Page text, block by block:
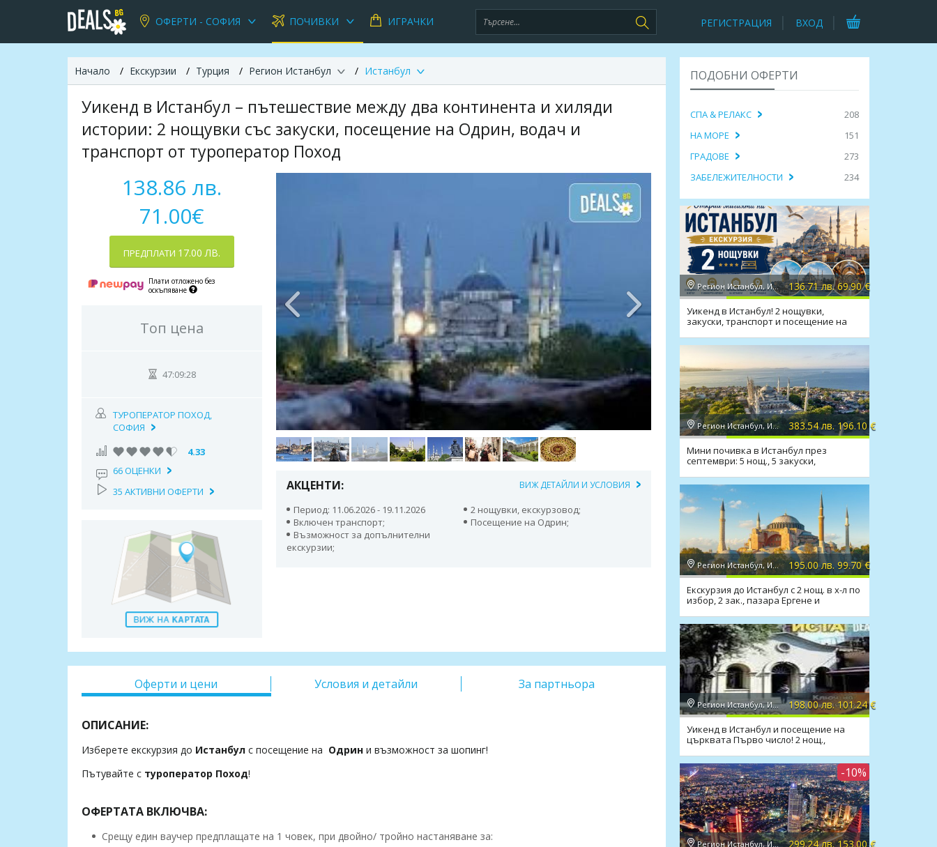
ОФЕРТИ - СОФИЯ ПОЧИВКИ ИГРАЧКИ РЕГИСТРАЦИЯ ВХОД
Начало Екскурзии Турция Регион Истанбул Истанбул
Уикенд в Истанбул – пътешествие между два континента и хиляди
истории: 2 нощувки със закуски, посещение на Одрин, водач и
транспорт от туроператор Поход
АКЦЕНТИ: ВИЖ ДЕТАЙЛИ И УСЛОВИЯ
Период: 11.06.2026 - 19.11.2026
2 нощувки, екскурзовод;
Включен транспорт;
Посещение на Одрин;
Възможност за допълнителни
екскурзии;
138.86 лв.
71.00€
ПРЕДПЛАТИ 17.00 ЛВ.
Плати отложено без
оскъпяване
Топ цена
47:09:27
ТУРОПЕРАТОР ПОХОД,
СОФИЯ
4.33
66 ОЦЕНКИ
35 АКТИВНИ ОФЕРТИ
Оферти и цени Условия и детайли За партньора
ОПИСАНИЕ:
Изберете екскурзия до Истанбул с посещение на Одрин и възможност за шопинг!
Пътувайте с туроператор Поход!
ОФЕРТАТА ВКЛЮЧВА:
Срещу един ваучер предплащате на 1 човек, при двойно/ тройно настаняване за:
ПОДОБНИ ОФЕРТИ
СПА & РЕЛАКС
208
НА МОРЕ
151
ГРАДОВЕ
273
ЗАБЕЛЕЖИТЕЛНОСТИ
234
Регион Истанбул, Истанбул 136.71 лв. 69.90 €
Уикенд в Истанбул! 2 нощувки,
закуски, транспорт и посещение на
Регион Истанбул, Истанбул 383.54 лв. 196.10 €
Мини почивка в Истанбул през
септември: 5 нощ., 5 закуски,
Регион Истанбул, Истанбул 195.00 лв. 99.70 €
Екскурзия до Истанбул с 2 нощ. в х-л по
избор, 2 зак., пазара Ергене и
Регион Истанбул, Истанбул 198.00 лв. 101.24 €
Уикенд в Истанбул и посещение на
църквата Първо число! 2 нощ.,
-10%
Регион Истанбул, Истанбул 299.24 лв. 153.00 €